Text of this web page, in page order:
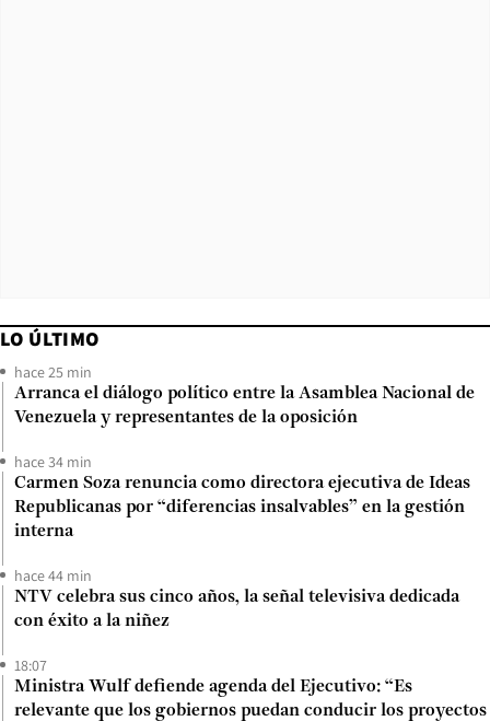
LO ÚLTIMO
hace 25 min
Arranca el diálogo político entre la Asamblea Nacional de
Venezuela y representantes de la oposición
hace 34 min
Carmen Soza renuncia como directora ejecutiva de Ideas
Republicanas por “diferencias insalvables” en la gestión
interna
hace 44 min
NTV celebra sus cinco años, la señal televisiva dedicada
con éxito a la niñez
18:07
Ministra Wulf defiende agenda del Ejecutivo: “Es
relevante que los gobiernos puedan conducir los proyectos